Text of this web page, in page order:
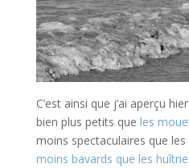
C’est ainsi que j’ai aperçu
bien plus petits que les
moins spectaculaires que les
moins bavards que les